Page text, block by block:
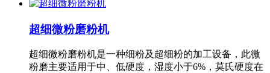
超细微粉磨粉机
超细微粉磨粉机是一种细粉及超细粉的加工设备，此微
粉磨主要适用于中、低硬度，湿度小于6%，莫氏硬度在